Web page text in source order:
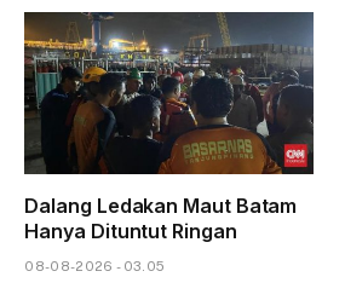
Dalang Ledakan Maut Batam
Hanya Dituntut Ringan
08-08-2026 - 03.05